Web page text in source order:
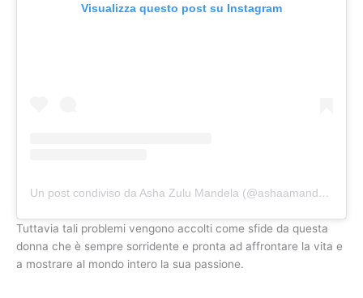
Visualizza questo post su Instagram
Un post condiviso da Asha Zulu Mandela (@ashaamandela)
Tuttavia tali problemi vengono accolti come sfide da questa
donna che è sempre sorridente e pronta ad affrontare la vita e
a mostrare al mondo intero la sua passione.